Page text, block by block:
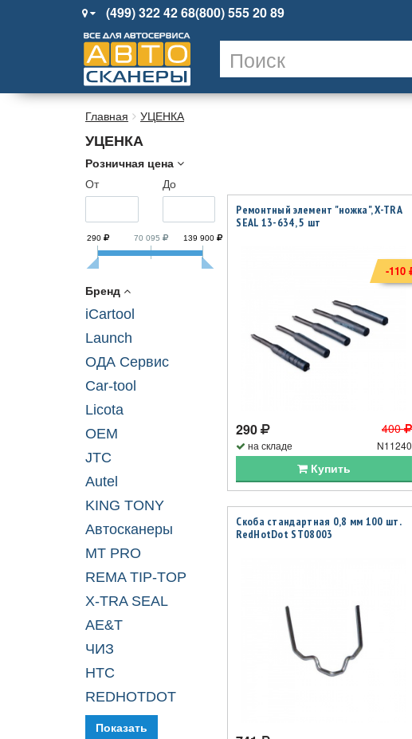
(499) 322 42 68(800) 555 20 89
Главная УЦЕНКА
УЦЕНКА
Розничная цена
От
До
290 70 095 139 900
Бренд
iCartool
Launch
ОДА Сервис
Car-tool
Licota
OEM
JTC
Autel
KING TONY
Автосканеры
MT PRO
REMA TIP-TOP
X-TRA SEAL
AE&T
ЧИЗ
НТС
REDHOTDOT
Ремонтный элемент "ножка", X-TRA
SEAL 13-634, 5 шт
400
290
на складе N11240
Купить
-110
Скоба стандартная 0,8 мм 100 шт.
RedHotDot ST08003